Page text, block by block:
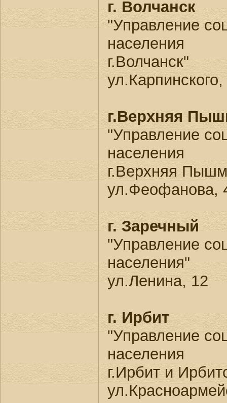
г. Волчанск
"Управление
населения
г.Волчанск"
г.Верхняя
"Управление
населения
г.Верхняя
ул.Феофанова,
г. Заречный
"Управление
населения"
ул.Ленина, 12
г. Ирбит
"Управление
населения
г.Ирбит и